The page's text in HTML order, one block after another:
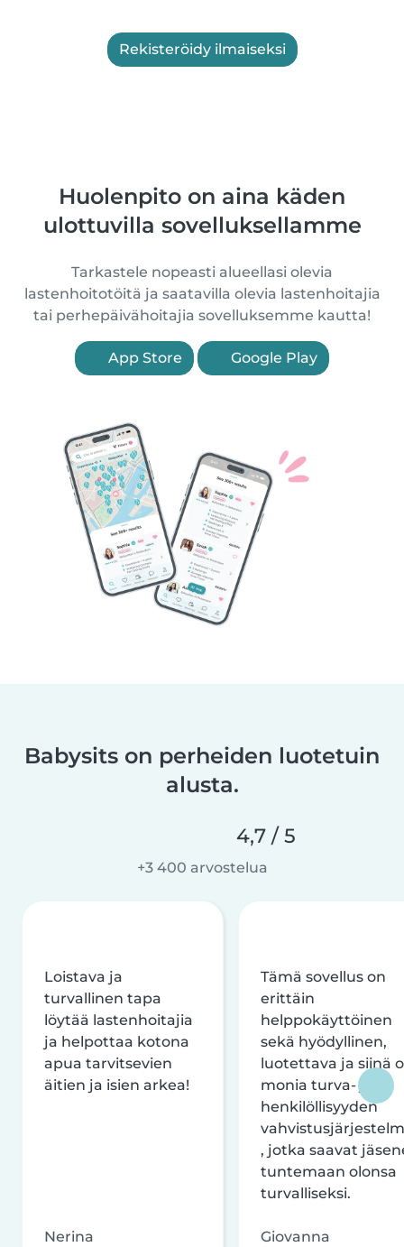
Rekisteröidy ilmaiseksi
Huolenpito on aina käden
ulottuvilla sovelluksellamme
Tarkastele nopeasti alueellasi olevia
lastenhoitotöitä ja saatavilla olevia lastenhoitajia
tai perhepäivähoitajia sovelluksemme kautta!
App Store Google Play
Babysits on perheiden luotetuin
alusta.
4,7 / 5
+3 400 arvostelua
Loistava ja
turvallinen tapa
löytää lastenhoitajia
ja helpottaa kotona
apua tarvitsevien
äitien ja isien arkea!
Nerina
Tämä sovellus on
erittäin
helppokäyttöinen
sekä hyödyllinen,
luotettava ja siinä
monia turva- ja
henkilöllisyyden
, jotka saavat
tuntemaan olonsa
turvalliseksi.
Giovanna